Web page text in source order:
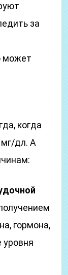
за
может
когда
мг/дл. А
гормона,
уровня